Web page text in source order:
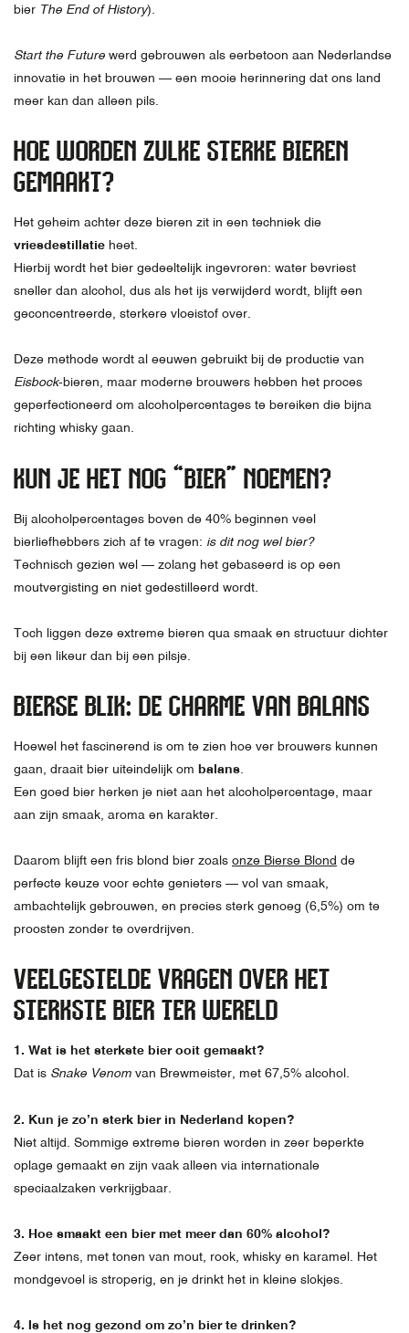
bier The End of History).
Start the Future werd gebrouwen als eerbetoon aan Nederlandse
innovatie in het brouwen — een mooie herinnering dat ons land
meer kan dan alleen pils.
HOE WORDEN ZULKE STERKE BIEREN
GEMAAKT?
Het geheim achter deze bieren zit in een techniek die
vriesdestillatie heet.
Hierbij wordt het bier gedeeltelijk ingevroren: water bevriest
sneller dan alcohol, dus als het ijs verwijderd wordt, blijft een
geconcentreerde, sterkere vloeistof over.
Deze methode wordt al eeuwen gebruikt bij de productie van
Eisbock-bieren, maar moderne brouwers hebben het proces
geperfectioneerd om alcoholpercentages te bereiken die bijna
richting whisky gaan.
KUN JE HET NOG “BIER” NOEMEN?
Bij alcoholpercentages boven de 40% beginnen veel
bierliefhebbers zich af te vragen: is dit nog wel bier?
Technisch gezien wel — zolang het gebaseerd is op een
moutvergisting en niet gedestilleerd wordt.
Toch liggen deze extreme bieren qua smaak en structuur dichter
bij een likeur dan bij een pilsje.
BIERSE BLIK: DE CHARME VAN BALANS
Hoewel het fascinerend is om te zien hoe ver brouwers kunnen
gaan, draait bier uiteindelijk om balans
Een goed bier herken je niet aan het alcoholpercentage, maar
aan zijn smaak, aroma en karakter.
Daarom blijft een fris blond bier zoals onze Bierse Blond de
perfecte keuze voor echte genieters — vol van smaak,
ambachtelijk gebrouwen, en precies sterk genoeg (6,5%) om te
proosten zonder te overdrijven.
VEELGESTELDE VRAGEN OVER HET
STERKSTE BIER TER WERELD
1. Wat is het sterkste bier ooit gemaakt?
Dat is Snake Venom van Brewmeister, met 67,5% alcohol.
2. Kun je zo’n sterk bier in Nederland kopen?
Niet altijd. Sommige extreme bieren worden in zeer beperkte
oplage gemaakt en zijn vaak alleen via internationale
speciaalzaken verkrijgbaar.
3. Hoe smaakt een bier met meer dan 60% alcohol?
Zeer intens, met tonen van mout, rook, whisky en karamel. Het
mondgevoel is stroperig, en je drinkt het in kleine slokjes.
4. Is het nog gezond om zo’n bier te drinken?